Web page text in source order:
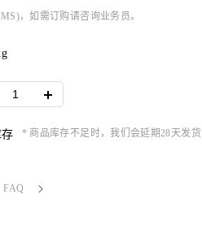
，如需订购请咨询业务员。
* 商品库存不足时，我们会延期28天发货
FAQ